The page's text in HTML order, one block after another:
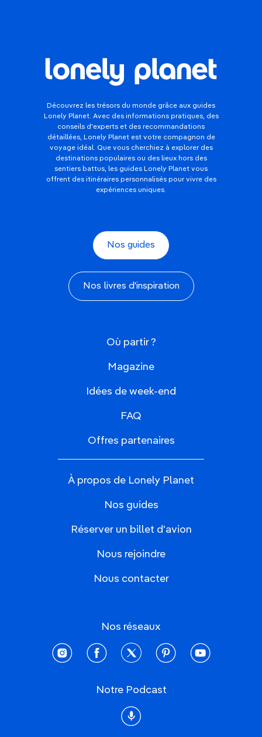
Découvrez les trésors du monde grâce aux guides
Lonely Planet. Avec des informations pratiques, des
conseils d'experts et des recommandations
détaillées, Lonely Planet est votre compagnon de
voyage idéal. Que vous cherchiez à explorer des
destinations populaires ou des lieux hors des
sentiers battus, les guides Lonely Planet vous
offrent des itinéraires personnalisés pour vivre des
expériences uniques.
Nos guides
Nos livres d'inspiration
Où partir ?
Magazine
Idées de week-end
FAQ
Offres partenaires
À propos de Lonely Planet
Nos guides
Réserver un billet d'avion
Nous rejoindre
Nous contacter
Nos réseaux
instagramfacebooktwitter pinterestyoutube
Notre Podcast
Podcast